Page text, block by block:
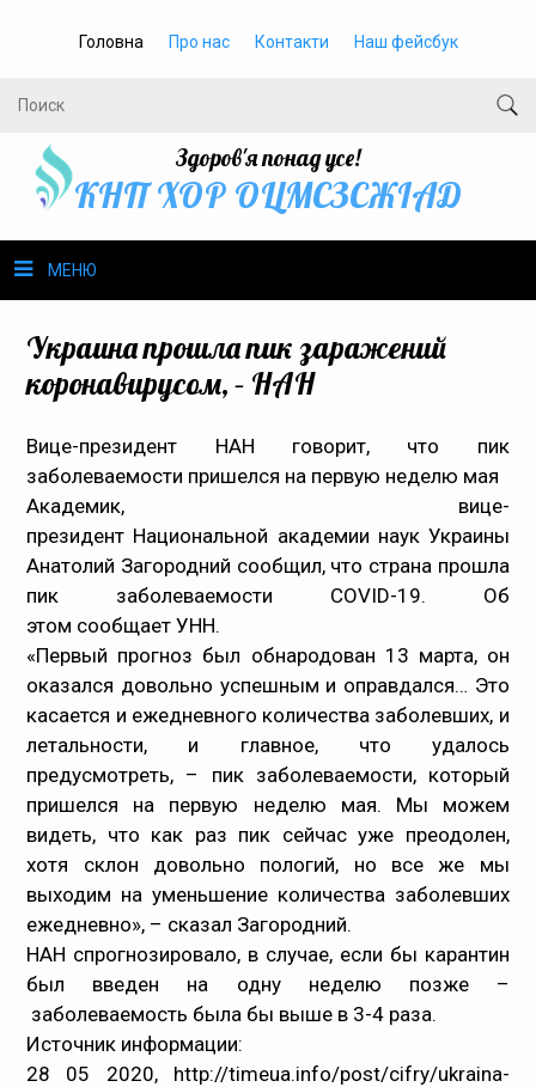
Головна Про нас Контакти Наш фейсбук
Здоров'я понад усе!
КНП ХОР ОЦМСЗСЖIАД
МЕНЮ
Громадське здоров’я
Безбар’єрність
Громадянам
Медпрацівникам
Статистика
Документи
Контакти
Карта сайта
Украина прошла пик заражений
коронавирусом, – НАН
Вице-президент НАН говорит, что пик
заболеваемости пришелся на первую неделю мая
Академик, вице-
президент Национальной академии наук Украины
Анатолий Загородний сообщил, что страна прошла
пик заболеваемости COVID-19. Об
этом сообщаетУНН.
«Первый прогноз был обнародован 13 марта, он
оказался довольно успешным и оправдался… Это
касается и ежедневного количества заболевших, и
летальности, и главное, что удалось
предусмотреть, – пик заболеваемости, который
пришелся на первую неделю мая. Мы можем
видеть, что как раз пик сейчас уже преодолен,
хотя склон довольно пологий, но все же мы
выходим на уменьшение количества заболевших
ежедневно», – сказал Загородний.
НАН спрогнозировало, в случае, если бы карантин
был введен на одну неделю позже –
заболеваемость была бы выше в 3-4 раза.
Источник информации:
28 05 2020, http://timeua.info/post/cifry/ukraina-